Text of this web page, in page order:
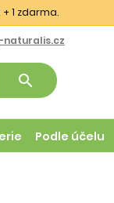
1 zdarma.
naturalis.cz
search
Podle účelu